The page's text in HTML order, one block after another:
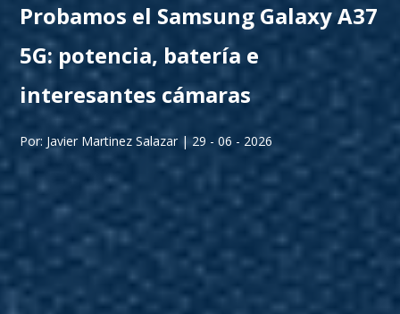
Probamos el Samsung Galaxy A37
5G: potencia, batería e
interesantes cámaras
Por: Javier Martinez Salazar | 29 - 06 - 2026